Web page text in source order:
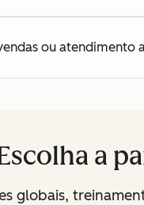
ou atendimento
a
globais,